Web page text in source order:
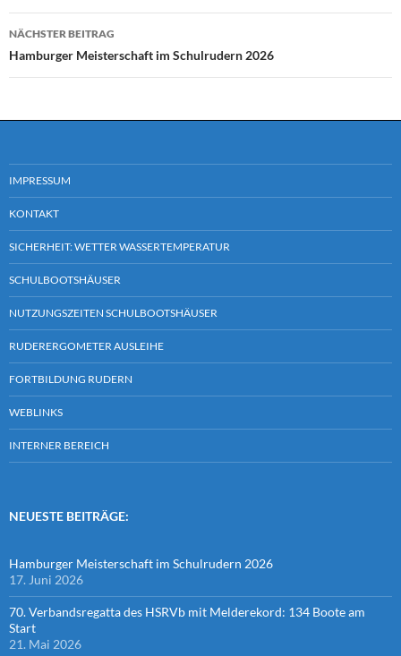
NÄCHSTER BEITRAG
Hamburger Meisterschaft im Schulrudern 2026
IMPRESSUM
KONTAKT
SICHERHEIT: WETTER WASSERTEMPERATUR
SCHULBOOTSHÄUSER
NUTZUNGSZEITEN SCHULBOOTSHÄUSER
RUDERERGOMETER AUSLEIHE
FORTBILDUNG RUDERN
WEBLINKS
INTERNER BEREICH
NEUESTE BEITRÄGE:
Hamburger Meisterschaft im Schulrudern 2026
17. Juni 2026
70. Verbandsregatta des HSRVb mit Melderekord: 134 Boote am
Start
21. Mai 2026